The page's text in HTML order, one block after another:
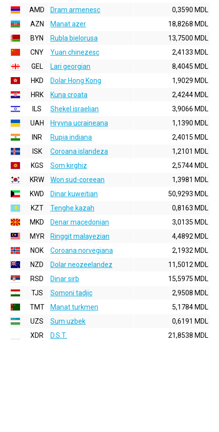
AMD
Dram armenesc
0,3590 MDL
AZN
Manat azer
18,8268 MDL
BYN
Rubla bielorusa
13,7500 MDL
CNY
Yuan chinezesc
2,4133 MDL
GEL
Lari georgian
8,4045 MDL
HKD
Dolar Hong Kong
1,9029 MDL
HRK
Kuna croata
2,4244 MDL
ILS
Shekel israelian
3,9066 MDL
UAH
Hryvna ucraineana
1,1390 MDL
INR
Rupia indiana
2,4015 MDL
ISK
Coroana islandeza
1,2101 MDL
KGS
Som kirghiz
2,5744 MDL
KRW
Won sud-coreean
1,3981 MDL
KWD
Dinar kuweitian
50,9293 MDL
KZT
Tenghe kazah
0,8163 MDL
MKD
Denar macedonian
3,0135 MDL
MYR
Ringgit malayezian
4,4892 MDL
NOK
Coroana norvegiana
2,1932 MDL
NZD
Dolar neozeelandez
11,5012 MDL
RSD
Dinar sirb
15,5975 MDL
TJS
Somoni tadjic
2,9508 MDL
TMT
Manat turkmen
5,1784 MDL
UZS
Sum uzbek
0,6191 MDL
XDR
D.S.T. 21,8538 MDL